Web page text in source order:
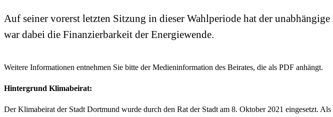
Auf seiner vorerst letzten Sitzung in dieser Wahlperiode hat der
war dabei die Finanzierbarkeit der Energiewende.
Weitere Informationen entnehmen Sie bitte der Medieninformation des Beirates, die als PDF anhängt.
Hintergrund Klimabeirat:
Der Klimabeirat der Stadt Dortmund wurde durch den Rat der Stadt am 8. Oktober 2021 eingesetzt.